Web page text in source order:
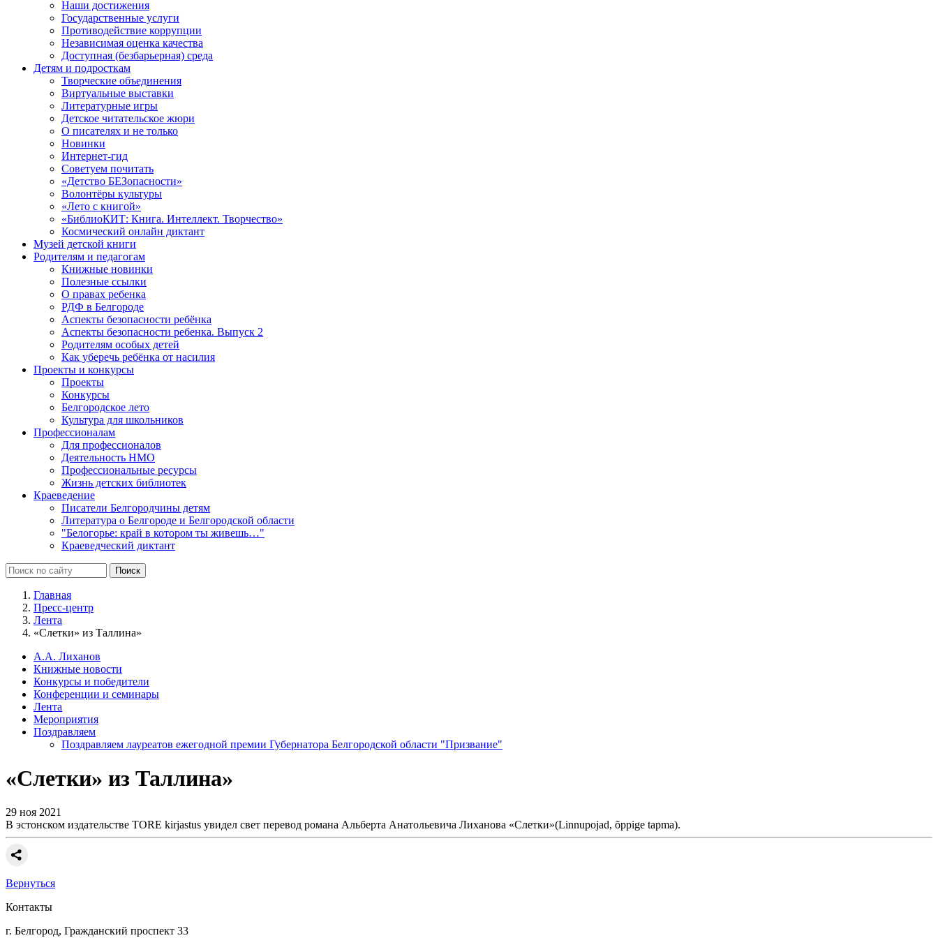
Наши достижения
Государственные услуги
Противодействие коррупции
Независимая оценка качества
Доступная (безбарьерная) среда
Детям и подросткам
Творческие объединения
Виртуальные выставки
Литературные игры
Детское читательское жюри
О писателях и не только
Новинки
Интернет-гид
Советуем почитать
«Детство БЕЗопасности»
Волонтёры культуры
«Лето с книгой»
«БиблиоКИТ: Книга. Интеллект. Творчество»
Космический онлайн диктант
Музей детской книги
Родителям и педагогам
Книжные новинки
Полезные ссылки
О правах ребенка
РДФ в Белгороде
Аспекты безопасности ребёнка
Аспекты безопасности ребенка. Выпуск 2
Родителям особых детей
Как уберечь ребёнка от насилия
Проекты и конкурсы
Проекты
Конкурсы
Белгородское лето
Культура для школьников
Профессионалам
Для профессионалов
Деятельность НМО
Профессиональные ресурсы
Жизнь детских библиотек
Краеведение
Писатели Белгородчины детям
Литература о Белгороде и Белгородской области
"Белогорье: край в котором ты живешь…"
Краеведческий диктант
Главная
Пресс-центр
Лента
«Слетки» из Таллина»
А.А. Лиханов
Книжные новости
Конкурсы и победители
Конференции и семинары
Лента
Мероприятия
Поздравляем
Поздравляем лауреатов ежегодной премии Губернатора Белгородской области "Призвание"
«Слетки» из Таллина»
29 ноя 2021
В эстонском издательстве TORE kirjastus увидел свет перевод романа Альберта Анатольевича Лиханова «Слетки»(Linnupojad, õppige tapma).
Вернуться
Контакты
г. Белгород, Гражданский проспект 33